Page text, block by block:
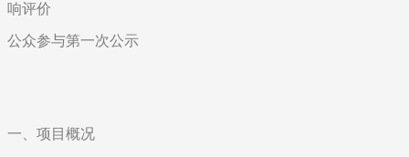
响评价
公众参与第一次公示
一、项目概况